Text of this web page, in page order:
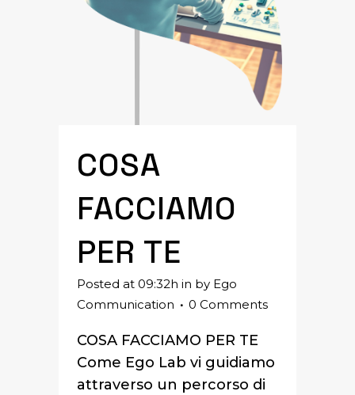
COSA
FACCIAMO
PER TE
Posted at 09:32h in by Ego
Communication
0 Comments
COSA FACCIAMO PER TE
Come Ego Lab vi guidiamo
attraverso un percorso di